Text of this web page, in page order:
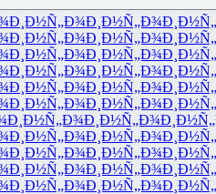
Ð¸Ð½Ñ„Ð¾Ð¸Ð½Ñ„Ð¾
Ð¸Ð½Ñ„Ð¾Ð¸Ð½Ñ„Ð¾
Ð¸Ð½Ñ„Ð¾Ð¸Ð½Ñ„Ð¾
Ð¸Ð½Ñ„Ð¾Ð¸Ð½Ñ„Ð¾
Ð¸Ð½Ñ„Ð¾Ð¸Ð½Ñ„Ð¾
Ð¸Ð½Ñ„Ð¾Ð¸Ð½Ñ„Ð¾
Ð¸Ð½Ñ„Ð¾Ð¸Ð½Ñ„Ð¾
Ð¸Ð½Ñ„Ð¾Ð¸Ð½Ñ„Ð¾
Ð¸Ð½Ñ„Ð¾Ð¸Ð½Ñ„Ð¾
Ð¸Ð½Ñ„Ð¾Ð¸Ð½Ñ„Ð¾
Ð¸Ð½Ñ„Ð¾Ð¸Ð½Ñ„Ð¾